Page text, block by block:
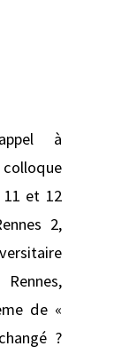
à
et 12
2,
de «
?